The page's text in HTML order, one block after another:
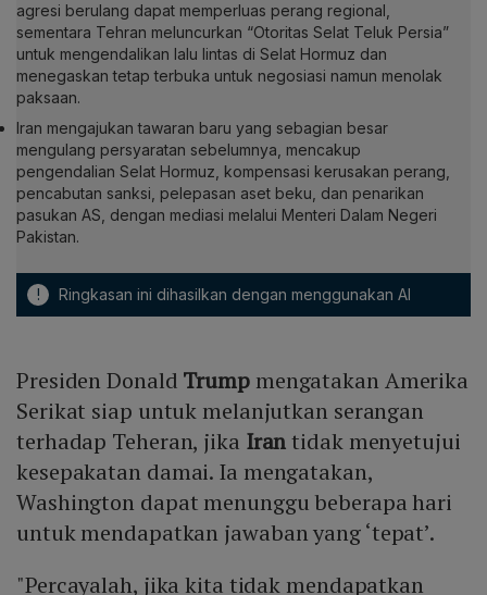
agresi berulang dapat memperluas perang regional,
sementara Tehran meluncurkan “Otoritas Selat Teluk Persia”
untuk mengendalikan lalu lintas di Selat Hormuz dan
menegaskan tetap terbuka untuk negosiasi namun menolak
paksaan.
Iran mengajukan tawaran baru yang sebagian besar
mengulang persyaratan sebelumnya, mencakup
pengendalian Selat Hormuz, kompensasi kerusakan perang,
pencabutan sanksi, pelepasan aset beku, dan penarikan
pasukan AS, dengan mediasi melalui Menteri Dalam Negeri
Pakistan.
! Ringkasan ini dihasilkan dengan menggunakan AI
Presiden Donald Trumpmengatakan Amerika
Serikat siap untuk melanjutkan serangan
terhadap Teheran, jika Irantidak menyetujui
kesepakatan damai. Ia mengatakan,
Washington dapat menunggu beberapa hari
untuk mendapatkan jawaban yang ‘tepat’.
"Percayalah, jika kita tidak mendapatkan